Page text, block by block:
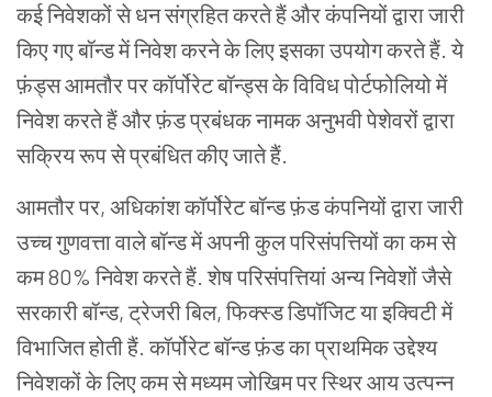
कई निवेशकों से धन संग्रहित करते हैं और कंपनियों द्वारा जारी
किए गए बॉन्ड में निवेश करने के लिए इसका उपयोग करते हैं. ये
फ़ंड्स आमतौर पर कॉर्पोरेट बॉन्ड्स के विविध पोर्टफोलियो में
निवेश करते हैं और फ़ंड प्रबंधक नामक अनुभवी पेशेवरों द्वारा
सक्रिय रूप से प्रबंधित कीए जाते हैं.
आमतौर पर, अधिकांश कॉर्पोरेट बॉन्ड फ़ंड कंपनियों द्वारा जारी
उच्च गुणवत्ता वाले बॉन्ड में अपनी कुल परिसंपत्तियों का कम से
कम 80% निवेश करते हैं. शेष परिसंपत्तियां अन्य निवेशों जैसे
सरकारी बॉन्ड, ट्रेजरी बिल, फिक्स्ड डिपॉजिट या इक्विटी में
विभाजित होती हैं. कॉर्पोरेट बॉन्ड फ़ंड का प्राथमिक उद्देश्य
निवेशकों के लिए कम से मध्यम जोखिम पर स्थिर आय उत्पन्न